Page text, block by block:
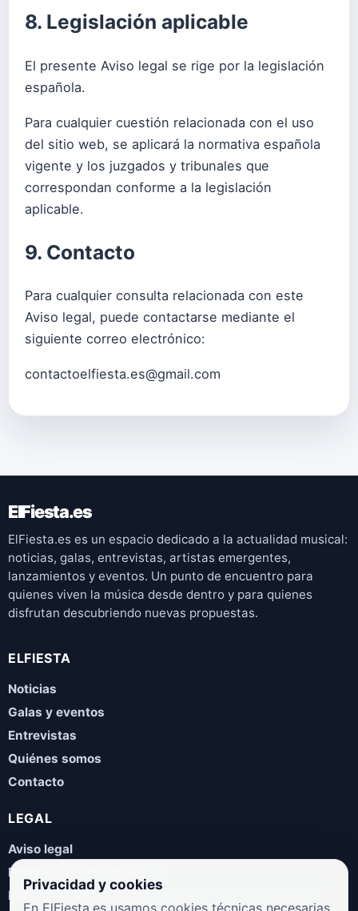
8. Legislación aplicable
El presente Aviso legal se rige por la legislación
española.
Para cualquier cuestión relacionada con el uso
del sitio web, se aplicará la normativa española
vigente y los juzgados y tribunales que
correspondan conforme a la legislación
aplicable.
9. Contacto
Para cualquier consulta relacionada con este
Aviso legal, puede contactarse mediante el
siguiente correo electrónico:
contactoelfiesta.es@gmail.com
ElFiesta.es
ElFiesta.es es un espacio dedicado a la actualidad musical:
noticias, galas, entrevistas, artistas emergentes,
lanzamientos y eventos. Un punto de encuentro para
quienes viven la música desde dentro y para quienes
disfrutan descubriendo nuevas propuestas.
ELFIESTA
Noticias
Galas y eventos
Entrevistas
Quiénes somos
Contacto
LEGAL
Aviso legal
Política de privacidad
Política de cookies
Privacidad y cookies
En ElFiesta.es usamos cookies técnicas necesarias